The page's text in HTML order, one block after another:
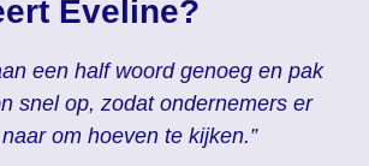
Eveline?
een half woord genoeg en pak
snel op, zodat ondernemers er
om hoeven te kijken.”